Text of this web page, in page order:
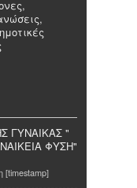
ΓΥΝΑΙΚΑΣ "
ΦΥΣΗ"
[timestamp]